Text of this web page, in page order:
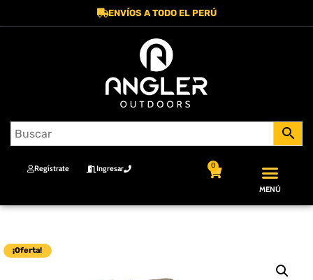
ENVÍOS A TODO EL PERÚ
Regístrate Ingresar 0
MENÚ
¡Oferta!